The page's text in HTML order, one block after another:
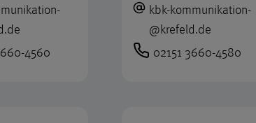
­
4560
kbk-kommunikation­
@krefeld.de
02151 3660-4580